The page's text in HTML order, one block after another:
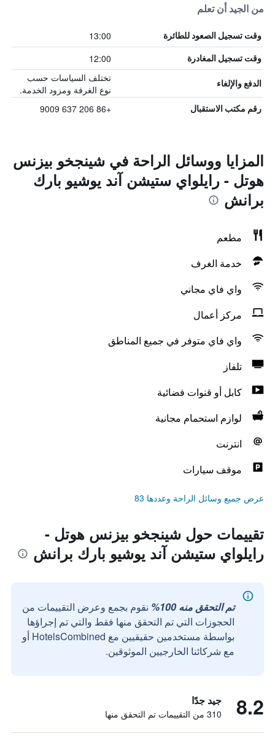
من الجيد أن تعلم
وقت تسجيل الصعود للطائرة 13:00
وقت تسجيل المغادرة 12:00
الدفع والإلغاء
تختلف السياسات حسب
نوع الغرفة ومزود الخدمة.
رقم مكتب الاستقبال +86 206 637 9009
المزايا ووسائل الراحة في شينجخو بيزنس
هوتل - رايلواي ستيشن آند يوشيو بارك
برانش
مطعم
خدمة الغرف
واي فاي مجاني
مركز أعمال
واي فاي متوفر في جميع المناطق
تلفاز
كابل أو قنوات فضائية
لوازم استحمام مجانية
انترنت
موقف سيارات
عرض جميع وسائل الراحة وعددها 83
تقييمات حول شينجخو بيزنس هوتل -
رايلواي ستيشن آند يوشيو بارك برانش
تم التحقق منه 100%
نقوم بجمع وعرض التقييمات من
الحجوزات التي تم التحقق منها فقط والتي تم إجراؤها
بواسطة مستخدمين حقيقيين مع HotelsCombined أو
مع شركائنا الخارجيين الموثوقين.
8.2 جيد جدًا
310 من التقييمات تم التحقق منها